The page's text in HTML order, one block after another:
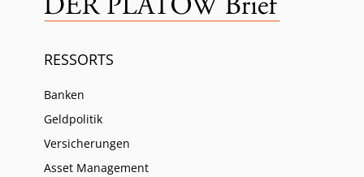
RESSORTS
Banken
Geldpolitik
Versicherungen
Asset Management